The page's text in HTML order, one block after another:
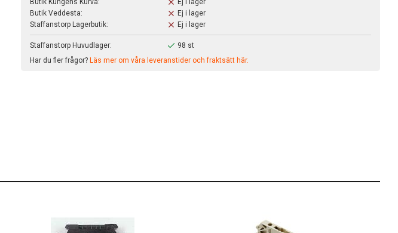
Butik Veddesta:
Ej i lager
Staffanstorp Lagerbutik:
Ej i lager
Staffanstorp Huvudlager:
98 st
Har du fler frågor?Läs mer om våra leveranstider och fraktsätt här.